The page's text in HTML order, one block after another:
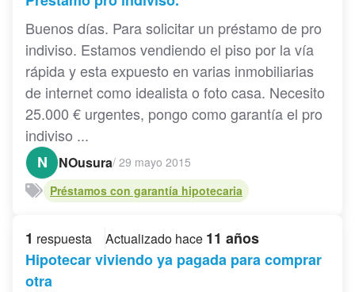
Buenos días. Para solicitar un préstamo de pro
indiviso. Estamos vendiendo el piso por la vía
rápida y esta expuesto en varias inmobiliarias
de internet como idealista o foto casa. Necesito
25.000 € urgentes, pongo como garantía el pro
indiviso ...
N
NOusura/ 29 mayo 2015
Préstamos con garantía hipotecaria
1 respuesta Actualizado hace 11 años
Hipotecar viviendo ya pagada para comprar
otra